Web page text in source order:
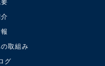
取組み
グ